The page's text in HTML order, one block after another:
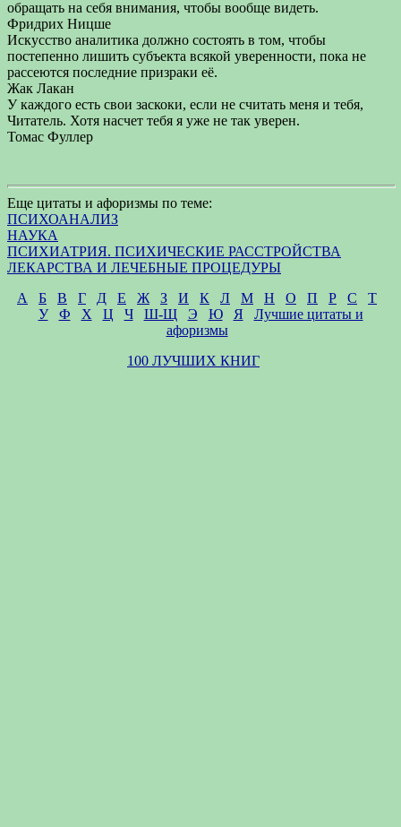
обращать на себя внимания, чтобы вообще видеть.
Фридрих Ницше
Искусство аналитика должно состоять в том, чтобы
постепенно лишить субъекта всякой уверенности, пока не
рассеются последние призраки её.
Жак Лакан
У каждого есть свои заскоки, если не считать меня и тебя,
Читатель. Хотя насчет тебя я уже не так уверен.
Томас Фуллер
Еще цитаты и афоризмы по теме:
ПСИХОАНАЛИЗ
НАУКА
ПСИХИАТРИЯ. ПСИХИЧЕСКИЕ РАССТРОЙСТВА
ЛЕКАРСТВА И ЛЕЧЕБНЫЕ ПРОЦЕДУРЫ
А
Б В Г Д Е Ж З И К Л М Н О П Р С
Т
У
Ф Х Ц Ч Ш-Щ Э Ю Я
Лучшие цитаты и
афоризмы
100 ЛУЧШИХ КНИГ